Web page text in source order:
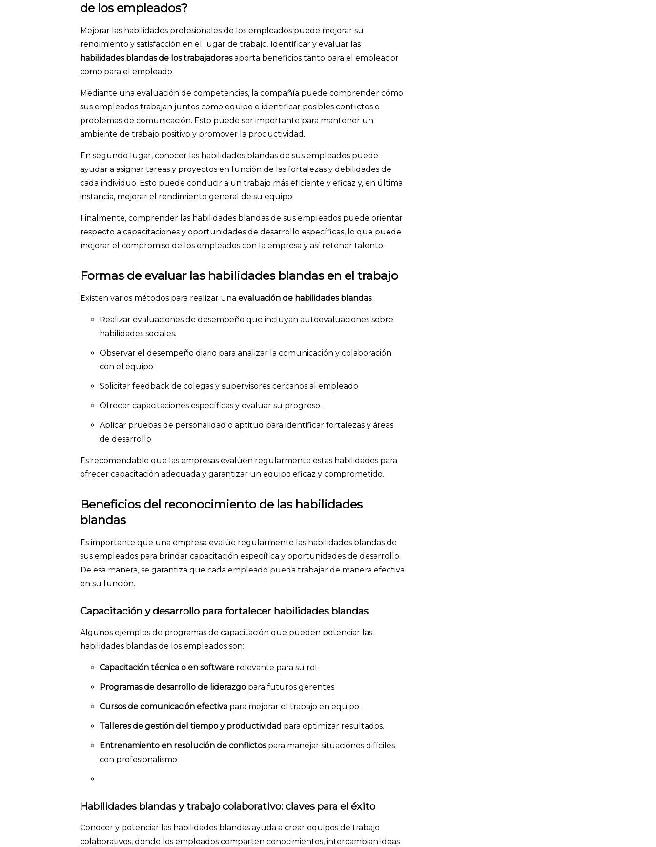
de los empleados?
Mejorar las habilidades profesionales de los empleados puede mejorar su
rendimiento y satisfacción en el lugar de trabajo. Identificar y evaluar las
habilidades blandas de los trabajadoresaporta beneficios tanto para el empleador
como para el empleado.
Mediante una evaluación de competencias, la compañía puede comprender cómo
sus empleados trabajan juntos como equipo e identificar posibles conflictos o
problemas de comunicación. Esto puede ser importante para mantener un
ambiente de trabajo positivo y promover la productividad.
En segundo lugar, conocer las habilidades blandas de sus empleados puede
ayudar a asignar tareas y proyectos en función de las fortalezas y debilidades de
cada individuo. Esto puede conducir a un trabajo más eficiente y eficaz y, en última
instancia, mejorar el rendimiento general de su equipo
Finalmente, comprender las habilidades blandas de sus empleados puede orientar
respecto a capacitaciones y oportunidades de desarrollo específicas, lo que puede
mejorar el compromiso de los empleados con la empresa y así retener talento.
Formas de evaluar las habilidades blandas en el trabajo
Existen varios métodos para realizar una evaluación de habilidades blandas:
Realizar evaluaciones de desempeño que incluyan autoevaluaciones sobre
habilidades sociales.
Observar el desempeño diario para analizar la comunicación y colaboración
con el equipo.
Solicitar feedback de colegas y supervisores cercanos al empleado.
Ofrecer capacitaciones específicas y evaluar su progreso.
Aplicar pruebas de personalidad o aptitud para identificar fortalezas y áreas
de desarrollo.
Es recomendable que las empresas evalúen regularmente estas habilidades para
ofrecer capacitación adecuada y garantizar un equipo eficaz y comprometido.
Beneficios del reconocimiento de las habilidades
blandas
Es importante que una empresa evalúe regularmente las habilidades blandas de
sus empleados para brindar capacitación específica y oportunidades de desarrollo.
De esa manera, se garantiza que cada empleado pueda trabajar de manera efectiva
en su función.
Capacitación y desarrollo para fortalecer habilidades blandas
Algunos ejemplos de programas de capacitación que pueden potenciar las
habilidades blandas de los empleados son:
Capacitación técnica o en software relevante para su rol.
Programas de desarrollo de liderazgo para futuros gerentes.
Cursos de comunicación efectiva para mejorar el trabajo en equipo.
Talleres de gestión del tiempo y productividad para optimizar resultados.
Entrenamiento en resolución de conflictospara manejar situaciones difíciles
con profesionalismo.
Habilidades blandas y trabajo colaborativo: claves para el éxito
Conocer y potenciar las habilidades blandas ayuda a crear equipos de trabajo
colaborativos, donde los empleados comparten conocimientos, intercambian ideas